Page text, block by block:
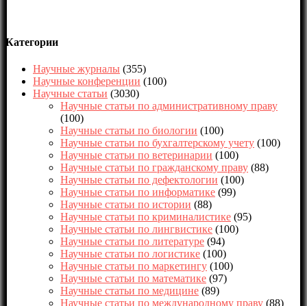
Категории
Научные журналы (355)
Научные конференции (100)
Научные статьи (3030)
Научные статьи по административному праву
(100)
Научные статьи по биологии (100)
Научные статьи по бухгалтерскому учету (100)
Научные статьи по ветеринарии (100)
Научные статьи по гражданскому праву (88)
Научные статьи по дефектологии (100)
Научные статьи по информатике (99)
Научные статьи по истории (88)
Научные статьи по криминалистике (95)
Научные статьи по лингвистике (100)
Научные статьи по литературе (94)
Научные статьи по логистике (100)
Научные статьи по маркетингу (100)
Научные статьи по математике (97)
Научные статьи по медицине (89)
Научные статьи по международному праву (88)